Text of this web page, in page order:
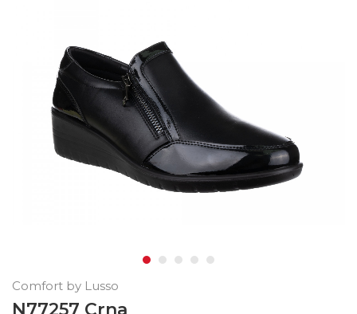
Comfort by Lusso
N77257 Crna